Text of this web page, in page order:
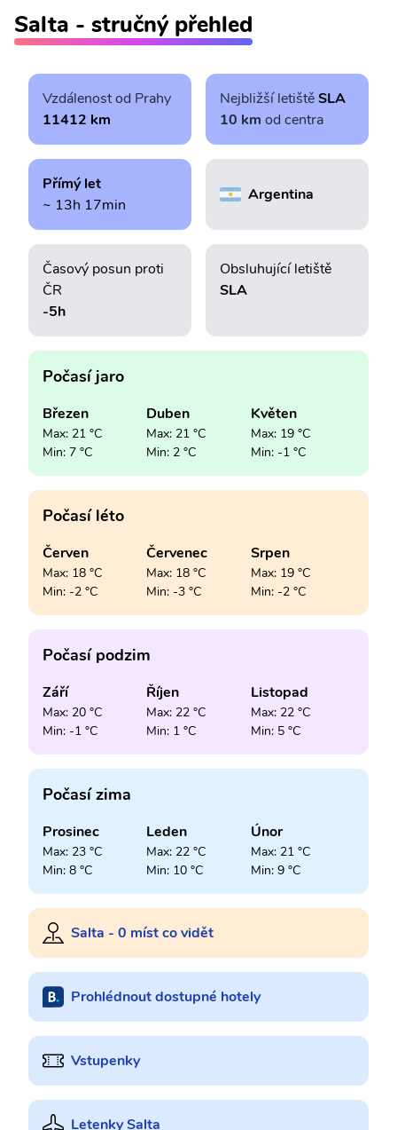
Salta - stručný přehled
Vzdálenost od Prahy
11412 km
Nejbližší letištěSLA
10 km od centra
Přímý let
~ 13h 17min
Argentina
Časový posun proti
ČR
-5h
Obsluhující letiště
SLA
Počasí jaro
Březen
Max: 21 °C
Min: 7 °C
Duben
Max: 21 °C
Min: 2 °C
Květen
Max: 19 °C
Min: -1 °C
Počasí léto
Červen
Max: 18 °C
Min: -2 °C
Červenec
Max: 18 °C
Min: -3 °C
Srpen
Max: 19 °C
Min: -2 °C
Počasí podzim
Září
Max: 20 °C
Min: -1 °C
Říjen
Max: 22 °C
Min: 1 °C
Listopad
Max: 22 °C
Min: 5 °C
Počasí zima
Prosinec
Max: 23 °C
Min: 8 °C
Leden
Max: 22 °C
Min: 10 °C
Únor
Max: 21 °C
Min: 9 °C
Salta - 0 míst co vidět
Prohlédnout dostupné hotely
Vstupenky
Letenky Salta